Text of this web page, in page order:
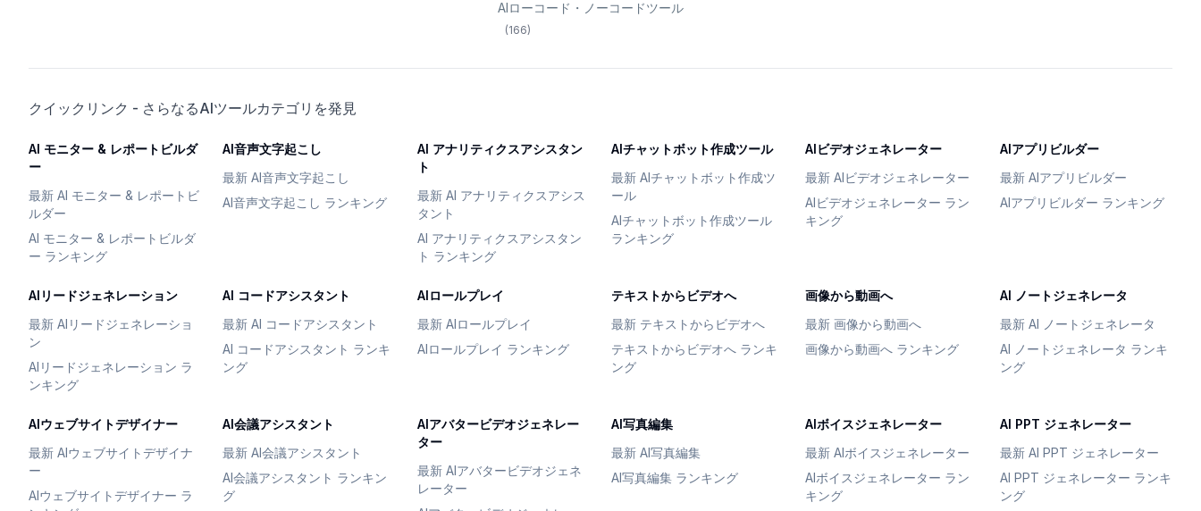
AIローコード・ノーコードツール
(166)
クイックリンク - さらなるAIツールカテゴリを発見
AI モニター & レポートビルダ
ー
最新 AI モニター & レポートビ
ルダー
AI モニター & レポートビルダ
ー ランキング
AI音声文字起こし
最新 AI音声文字起こし
AI音声文字起こし ランキング
AI アナリティクスアシスタン
ト
最新 AI アナリティクスアシス
タント
AI アナリティクスアシスタン
ト ランキング
AIチャットボット作成ツール
最新 AIチャットボット作成ツ
ール
AIチャットボット作成ツール
ランキング
AIビデオジェネレーター
最新 AIビデオジェネレーター
AIビデオジェネレーター ラン
キング
AIアプリビルダー
最新 AIアプリビルダー
AIアプリビルダー ランキング
AIリードジェネレーション
最新 AIリードジェネレーショ
ン
AIリードジェネレーション ラ
ンキング
AI コードアシスタント
最新 AI コードアシスタント
AI コードアシスタント ランキ
ング
AIロールプレイ
最新 AIロールプレイ
AIロールプレイ ランキング
テキストからビデオへ
最新 テキストからビデオへ
テキストからビデオへ ランキ
ング
画像から動画へ
最新 画像から動画へ
画像から動画へ ランキング
AI ノートジェネレータ
最新 AI ノートジェネレータ
AI ノートジェネレータ ランキ
ング
AIウェブサイトデザイナー
最新 AIウェブサイトデザイナ
ー
AIウェブサイトデザイナー ラ
AI会議アシスタント
最新 AI会議アシスタント
AI会議アシスタント ランキン
グ
AIアバタービデオジェネレー
ター
最新 AIアバタービデオジェネ
レーター
AI写真編集
最新 AI写真編集
AI写真編集 ランキング
AIボイスジェネレーター
最新 AIボイスジェネレーター
AIボイスジェネレーター ラン
キング
AI PPT ジェネレーター
最新 AI PPT ジェネレーター
AI PPT ジェネレーター ランキ
ング